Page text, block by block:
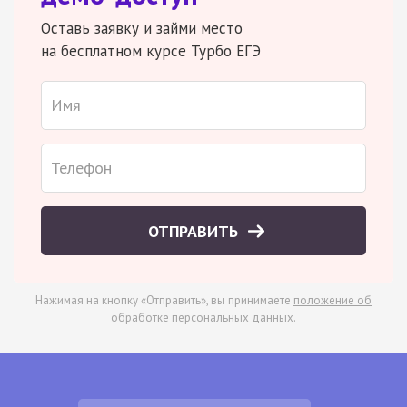
Оставь заявку и займи место
на бесплатном курсе Турбо ЕГЭ
ОТПРАВИТЬ
Нажимая на кнопку «Отправить», вы принимаете положение об
обработке персональных данных.